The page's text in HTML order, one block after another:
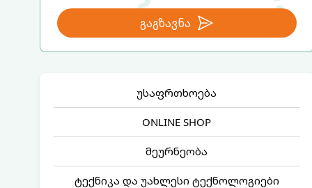
გაგზავნა
უსაფრთხოება
ONLINE SHOP
მეურნეობა
ტექნიკა და უახლესი ტექნოლოგიები